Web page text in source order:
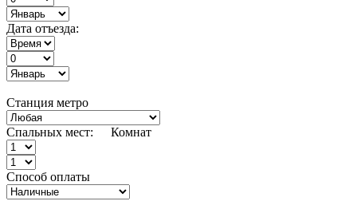
Дата отъезда:
Станция метро
Спальных мест: Комнат
Способ оплаты